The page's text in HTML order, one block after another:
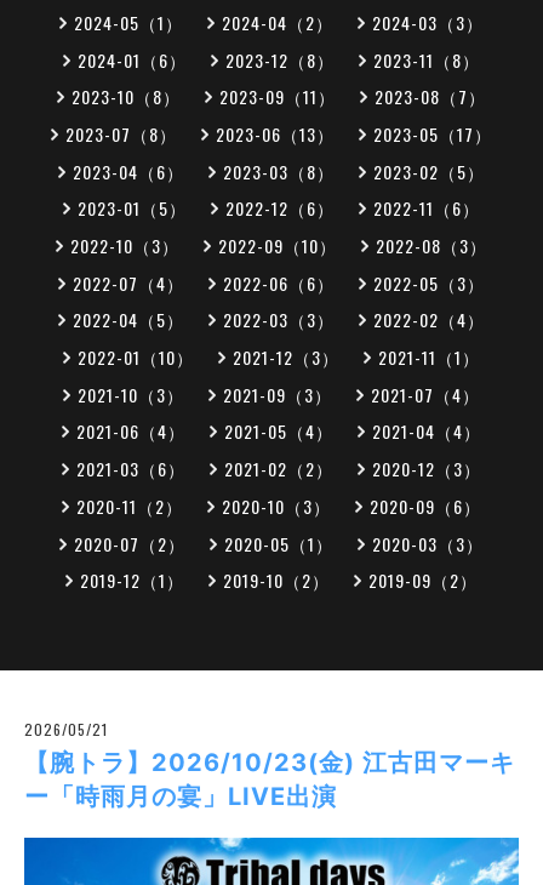
2024-05（1）
2024-04（2）
2024-03（3）
2024-01（6）
2023-12（8）
2023-11（8）
2023-10（8）
2023-09（11）
2023-08（7）
2023-07（8）
2023-06（13）
2023-05（17）
2023-04（6）
2023-03（8）
2023-02（5）
2023-01（5）
2022-12（6）
2022-11（6）
2022-10（3）
2022-09（10）
2022-08（3）
2022-07（4）
2022-06（6）
2022-05（3）
2022-04（5）
2022-03（3）
2022-02（4）
2022-01（10）
2021-12（3）
2021-11（1）
2021-10（3）
2021-09（3）
2021-07（4）
2021-06（4）
2021-05（4）
2021-04（4）
2021-03（6）
2021-02（2）
2020-12（3）
2020-11（2）
2020-10（3）
2020-09（6）
2020-07（2）
2020-05（1）
2020-03（3）
2019-12（1）
2019-10（2） 2019-09（2）
2026/05/21
【腕トラ】2026/10/23(金) 江古田マーキ
ー「時雨月の宴」LIVE出演